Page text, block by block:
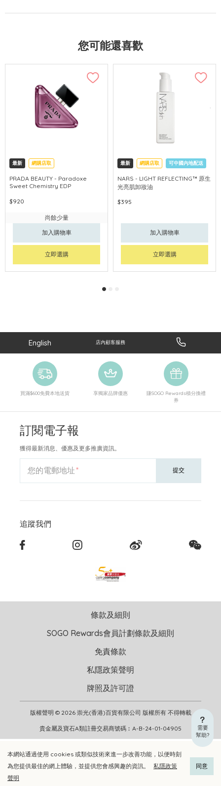
加入購物車 立即選購
您可能還喜歡
最新 網購店取
PRADA BEAUTY - Paradoxe
Sweet Chemistry EDP
$920
尚餘少量
加入購物車
立即選購
最新 網購店取 可中國內地配送
NARS - LIGHT REFLECTING™ 原生
光亮肌卸妝油
$395
加入購物車
立即選購
本網站通過使用 cookies 或類似技術來進一步改善功能，以便時刻
為您提供最佳的網上體驗，並提供您會感興趣的資訊。
私隱政策
聲明
同意
需要
幫助?
English 店內顧客服務
買滿$600免費本地送貨 享獨家品牌優惠
賺SOGO Rewards積分換禮
券
訂閱電子報
獲得最新消息、優惠及更多推廣資訊。
您的電郵地址 提交
追蹤我們
版權聲明 © 2026 崇光(香港)百貨有限公司 版權所有 不得轉載
貴金屬及寶石A類註冊交易商號碼︰A-B-24-01-04905
條款及細則
SOGO Rewards會員計劃條款及細則
免責條款
私隱政策聲明
牌照及許可證